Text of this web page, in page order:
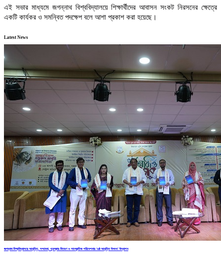
এই সভার মাধ্যমে জগন্নাথ বিশ্ববিদ্যালয়ে শিক্ষার্থীদের আবাসন সংকট নিরসনের ক্ষেত্রে
একটি কার্যকর ও সমন্বিত পদক্ষেপ বলে আশা প্রকাশ করা হয়েছে।
Latest News
জগন্নাথ বিশ্ববিদ্যালয়ে আবৃত্তি, সম্মাননা, পুরস্কার বিতরণ ও সাংস্কৃতিক পরিবেশনায় ‘৬ষ্ঠ আবৃত্তি উৎসব’ উদ্‌যাপন